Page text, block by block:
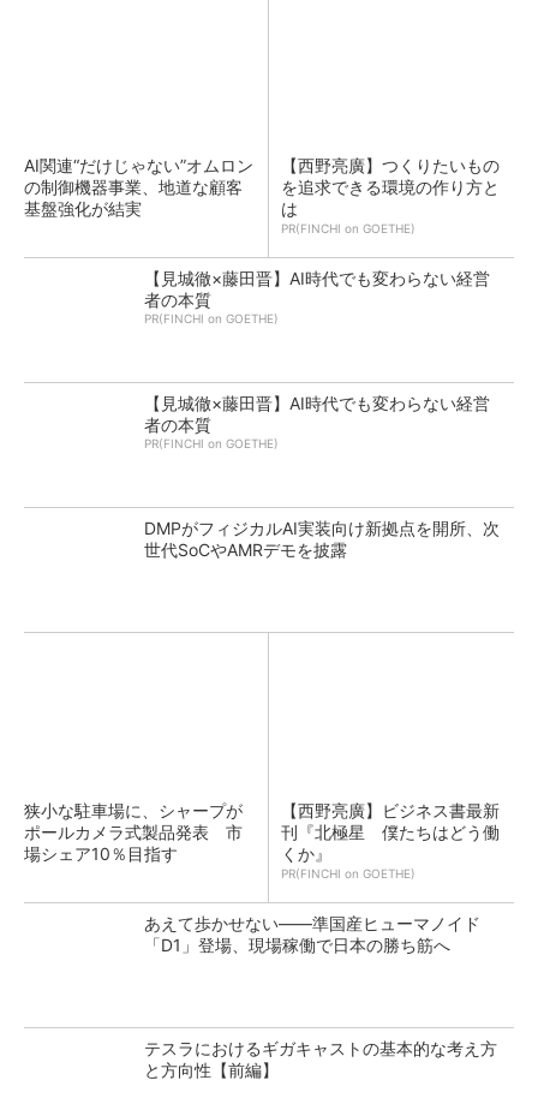
AI関連“だけじゃない”オムロン
の制御機器事業、地道な顧客
基盤強化が結実
【西野亮廣】つくりたいもの
を追求できる環境の作り方と
は
PR(FINCHI on GOETHE)
【見城徹×藤田晋】AI時代でも変わらない経営
者の本質
PR(FINCHI on GOETHE)
【見城徹×藤田晋】AI時代でも変わらない経営
者の本質
PR(FINCHI on GOETHE)
DMPがフィジカルAI実装向け新拠点を開所、次
世代SoCやAMRデモを披露
狭小な駐車場に、シャープが
ポールカメラ式製品発表 市
場シェア10％目指す
【西野亮廣】ビジネス書最新
刊『北極星 僕たちはどう働
くか』
PR(FINCHI on GOETHE)
あえて歩かせない――準国産ヒューマノイド
「D1」登場、現場稼働で日本の勝ち筋へ
テスラにおけるギガキャストの基本的な考え方
と方向性【前編】